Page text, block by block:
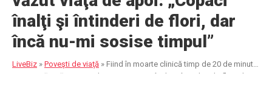
înalţi şi întinderi de flori, dar
încă nu-mi sosise timpul”
LiveBiz » Poveşti de viaţă » Fiind în moarte clinică timp de 20 de minute,
susţine că a văzut viaţa de apoi: „Copaci înalţi şi întinderi de flori, dar